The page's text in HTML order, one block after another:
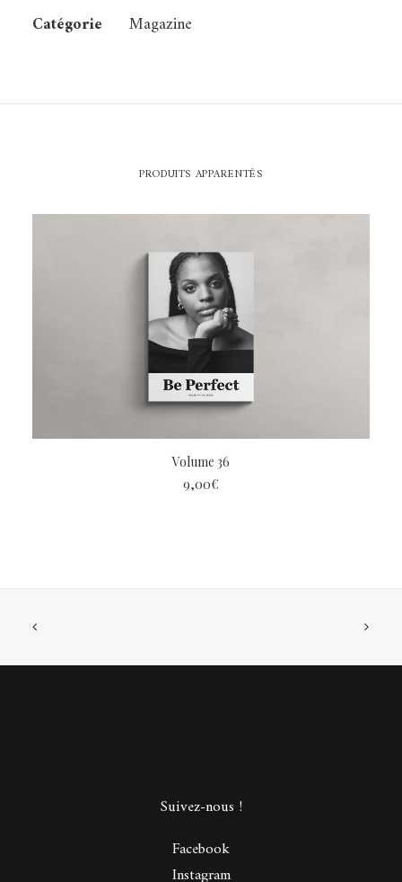
Catégorie Magazine
PRODUITS APPARENTÉS
LIRE LA SUITE
Volume 36
9,00€
Suivez-nous !
Facebook
Instagram